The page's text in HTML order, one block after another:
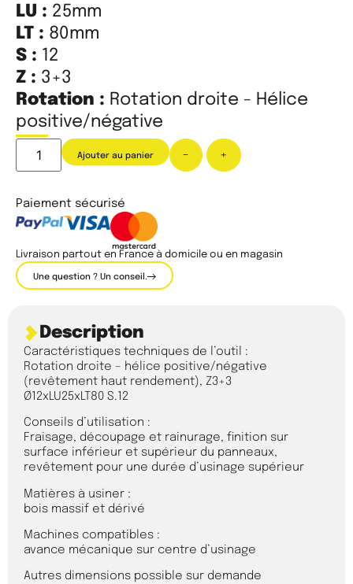
LU : 25mm
LT : 80mm
S : 12
Z : 3+3
Rotation : Rotation droite - Hélice
positive/négative
- +
Ajouter au panier
Paiement sécurisé
Livraison partout en France à domicile ou en magasin
Une question ? Un conseil.
Description
Caractéristiques techniques de l’outil :
Rotation droite – hélice positive/négative
(revêtement haut rendement), Z3+3
Ø12xLU25xLT80 S.12
Conseils d’utilisation :
Fraisage, découpage et rainurage, finition sur
surface inférieur et supérieur du panneaux,
revêtement pour une durée d’usinage supérieur
Matières à usiner :
bois massif et dérivé
Machines compatibles :
avance mécanique sur centre d’usinage
Autres dimensions possible sur demande